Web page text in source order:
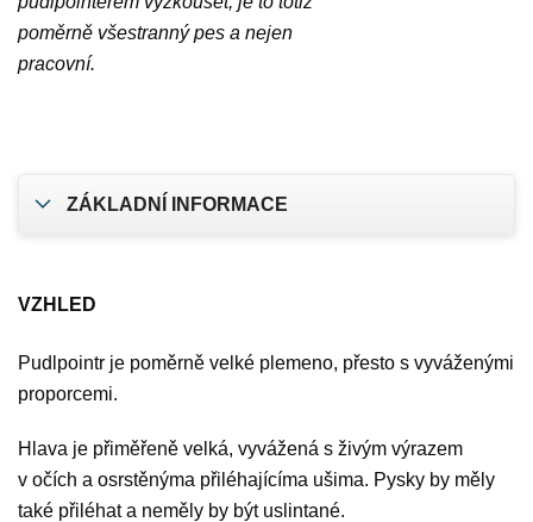
poměrně všestranný pes a nejen
pracovní.
ZÁKLADNÍ INFORMACE
VZHLED
Pudlpointr je poměrně velké plemeno, přesto s vyváženými
proporcemi.
Hlava je přiměřeně velká, vyvážená s živým výrazem
v očích a osrstěnýma přiléhajícíma ušima. Pysky by měly
také přiléhat a neměly by být uslintané.